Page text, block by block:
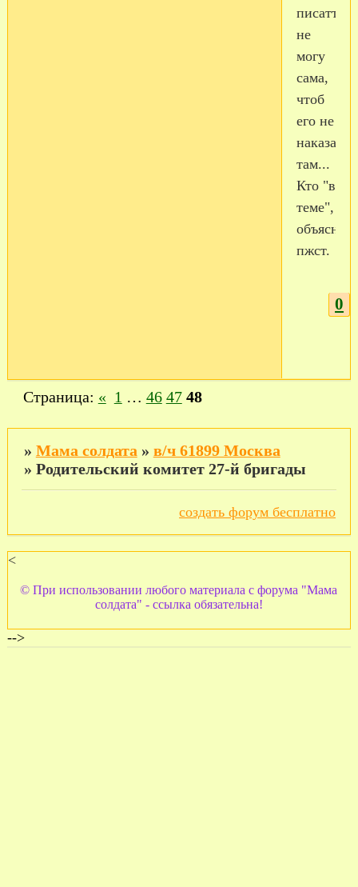
писатт
не
могу
сама,
чтоб
его не
наказали
там...
Кто "в
теме",
пжст.
0
Страница: « 1 … 46 47 48
» Мама солдата » в/ч 61899 Москва
» Родительский комитет 27-й бригады
создать форум бесплатно
<
© При использовании любого материала с форума "Мама
солдата" - ссылка обязательна!
-->